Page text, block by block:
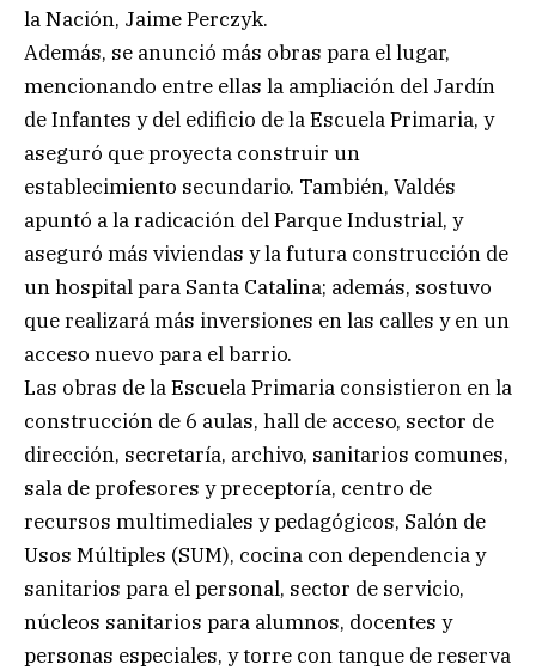
la Nación, Jaime Perczyk.
Además, se anunció más obras para el lugar,
mencionando entre ellas la ampliación del Jardín
de Infantes y del edificio de la Escuela Primaria, y
aseguró que proyecta construir un
establecimiento secundario. También, Valdés
apuntó a la radicación del Parque Industrial, y
aseguró más viviendas y la futura construcción de
un hospital para Santa Catalina; además, sostuvo
que realizará más inversiones en las calles y en un
acceso nuevo para el barrio.
Las obras de la Escuela Primaria consistieron en la
construcción de 6 aulas, hall de acceso, sector de
dirección, secretaría, archivo, sanitarios comunes,
sala de profesores y preceptoría, centro de
recursos multimediales y pedagógicos, Salón de
Usos Múltiples (SUM), cocina con dependencia y
sanitarios para el personal, sector de servicio,
núcleos sanitarios para alumnos, docentes y
personas especiales, y torre con tanque de reserva